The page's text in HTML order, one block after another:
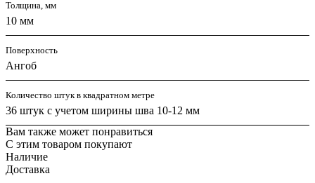
Толщина, мм
10 мм
Поверхность
Ангоб
Количество штук в квадратном метре
36 штук с учетом ширины шва 10-12 мм
Вам также может понравиться
С этим товаром покупают
Наличие
Доставка